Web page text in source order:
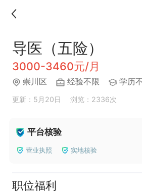
导医（五险）
3000-3460元/月
崇川区 经验不限 学历
更新：5月20日 浏览：2336次
平台核验
营业执照 实地核验
职位福利